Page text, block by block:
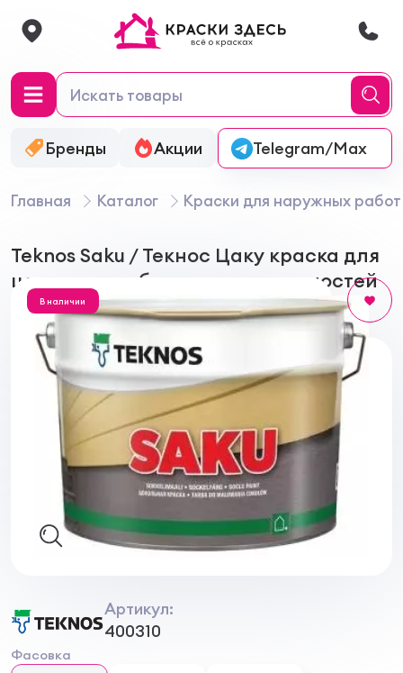
Бренды Акции Онлайн-колеровка
Telegram/Max
Главная Каталог Краски для наружных работ
Teknos Saku / Текнос Цаку краска для
цокольных и бетонных поверхностей
В наличии
Артикул:
400310
Фасовка